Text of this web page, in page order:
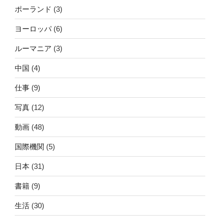
ポーランド (3)
ヨーロッパ(6)
ルーマニア (3)
中国 (4)
仕事 (9)
写真 (12)
動画 (48)
国際機関 (5)
日本 (31)
書籍 (9)
生活 (30)